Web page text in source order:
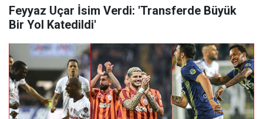
Feyyaz Uçar İsim Verdi: 'Transferde Büyük
Bir Yol Katedildi'